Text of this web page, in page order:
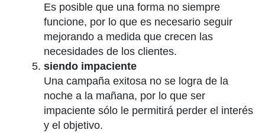
Es posible que una forma no siempre
funcione, por lo que es necesario seguir
mejorando a medida que crecen las
necesidades de los clientes.
siendo impaciente
Una campaña exitosa no se logra de la
noche a la mañana, por lo que ser
impaciente sólo le permitirá perder el interés
y el objetivo.